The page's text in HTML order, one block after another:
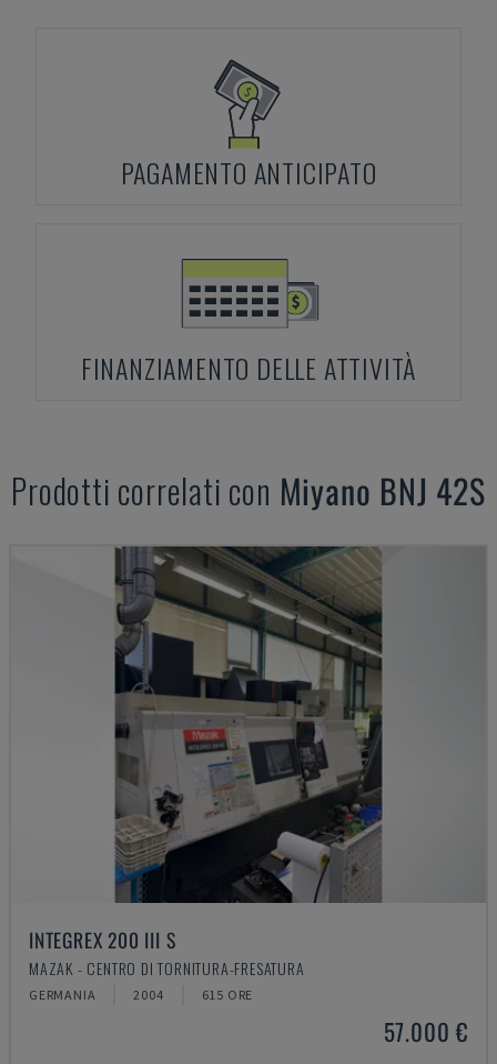
PAGAMENTO ANTICIPATO
FINANZIAMENTO DELLE ATTIVITÀ
Prodotti correlati con Miyano BNJ 42S
INTEGREX 200 III S
MAZAK - CENTRO DI TORNITURA-FRESATURA
GERMANIA 2004 615 ORE
57.000 €